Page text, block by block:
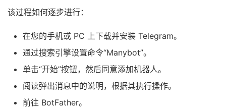
该过程如何逐步进行：
在您的手机或 PC 上下载并安装 Telegram。
通过搜索引擎设置命令“Manybot”。
单击“开始”按钮，然后同意添加机器人。
阅读弹出消息中的说明，根据其执行操作。
前往 BotFather。